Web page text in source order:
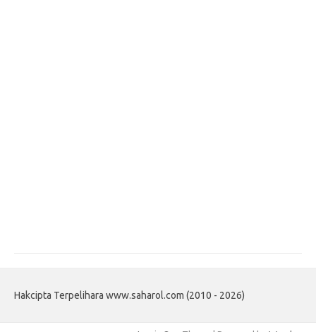
Hakcipta Terpelihara www.saharol.com (2010 - 2026)